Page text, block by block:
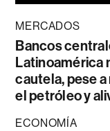
MERCADOS
Bancos
Latinoamérica
cautela, pese
el petróleo y
ECONOMÍA